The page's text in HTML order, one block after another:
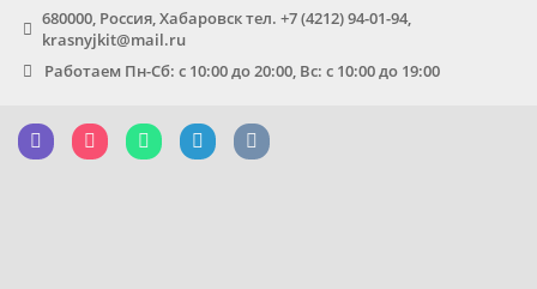
680000, Россия, Хабаровск тел. +7 (4212) 94-01-94,
krasnyjkit@mail.ru
Работаем Пн-Сб: с 10:00 до 20:00, Вс: с 10:00 до 19:00